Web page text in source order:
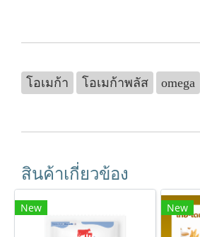
โอเมก้า โอเมก้าพลัส omega
สินค้าเกี่ยวข้อง
New New